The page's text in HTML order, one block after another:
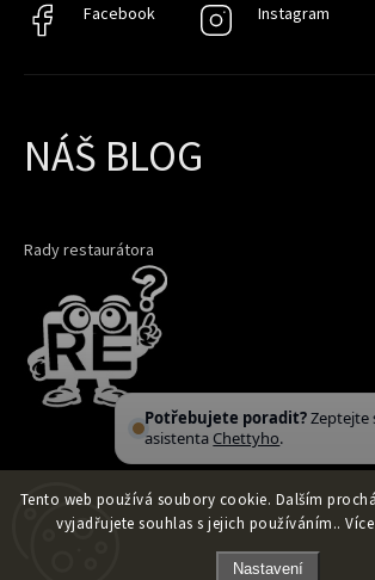
Tento web používá soubory cookie. Dalším
vyjadřujete souhlas s jejich používáním..
Nastavení
Facebook
Facebook Instagram
Instagram
NÁŠ BLOG
Rady restaurátora
Potřebujete poradit?Zeptejte
asistentaChettyho.